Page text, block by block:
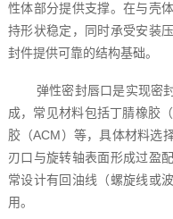
性体部分提供支撑。在与壳
持形状稳定，同时承受安装
封件提供可靠的结构基础。
弹性密封唇口是实现密
成，常见材料包括丁腈橡胶
胶（ACM）等，具体材料选
刃口与旋转轴表面形成过盈
常设计有回油线（螺旋线或
用。